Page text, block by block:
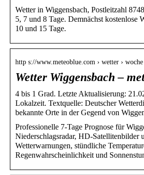
Wetter in Wiggensbach, Postleitzahl
5, 7 und 8 Tage. Demnächst kostenlose
10 und 15 Tage.
http s://www.meteoblue.com › wetter ›
Wetter Wiggensbach –
4 bis 1 Grad. Letzte Aktualisierung:
Lokalzeit. Textquelle: Deutscher
bekannte Orte in der Gegend von
Professionelle 7-Tage Prognose für
Niederschlagsradar, HD-Satellitenbilder
Wetterwarnungen, stündliche
Regenwahrscheinlichkeit und